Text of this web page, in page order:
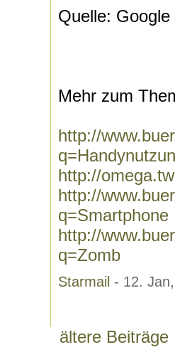
Quelle: Google
Mehr zum
http://
http://
http://
q=Smartphone
http://
q=Zomb
Starmail - 12.
ältere Beiträge